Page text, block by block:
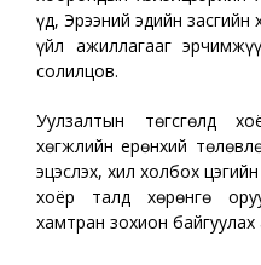
Үүд, Эрээний эдийн
үйл ажиллагааг
солилцов.
Уулзалтын төгсгөлд
хөгжлийн ерөнхий
эцэслэх, хил холбох
хоёр талд хөрөнгө
хамтран зохион